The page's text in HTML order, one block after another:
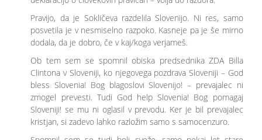
Pravijo, da je Sokličeva razdelila Slovenijo. Ni res, samo
posvetila je v nesmiselno razpoko. Kasneje pa je še mirno
dodala, da je dobro, če v kaj/koga verjameš.
Ob tem sem se spomnil obiska predsednika ZDA Billa
Clintona v Sloveniji, ko njegovega pozdrava Sloveniji – God
bless Slovenia! Bog blagoslovi Slovenijo! – prevajalec ni
zmogel prevesti. Tudi God help Slovenia! Bog pomagaj
Sloveniji! se mu ni oglasil v prevodu. Ker je bil prevajalec
kristjan, si zadevo lahko razložim samo s samocenzuro.